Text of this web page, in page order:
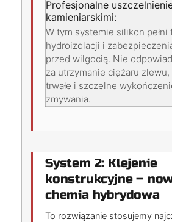
Profesjonalne
kamieniarskimi:
W tym systemie silikon pełni
hydroizolacji i
przed wilgocią. Nie
za utrzymanie ciężaru
trwałe i szczelne
zmywania.
System 2: Klejenie
konstrukcyjne –
chemia hybrydowa
To rozwiązanie stosujemy